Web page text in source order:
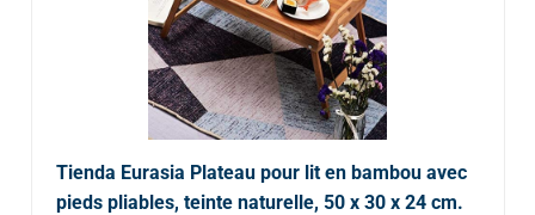
Tienda Eurasia Plateau pour lit en bambou avec
pieds pliables, teinte naturelle, 50 x 30 x 24 cm.